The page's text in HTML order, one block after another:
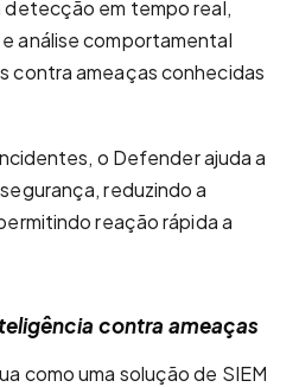
em tempo real,
análise comportamental
contra ameaças conhecidas
o Defender ajuda a
reduzindo a
reação rápida a
contra ameaças
como uma solução de SIEM